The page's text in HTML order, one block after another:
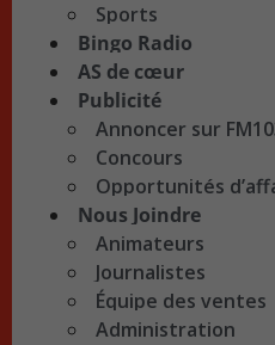
Sports
Bingo Radio
AS de cœur
Publicité
Annoncer sur
Concours
Opportunités
Nous Joindre
Animateurs
Journalistes
Équipe des ventes
Administration